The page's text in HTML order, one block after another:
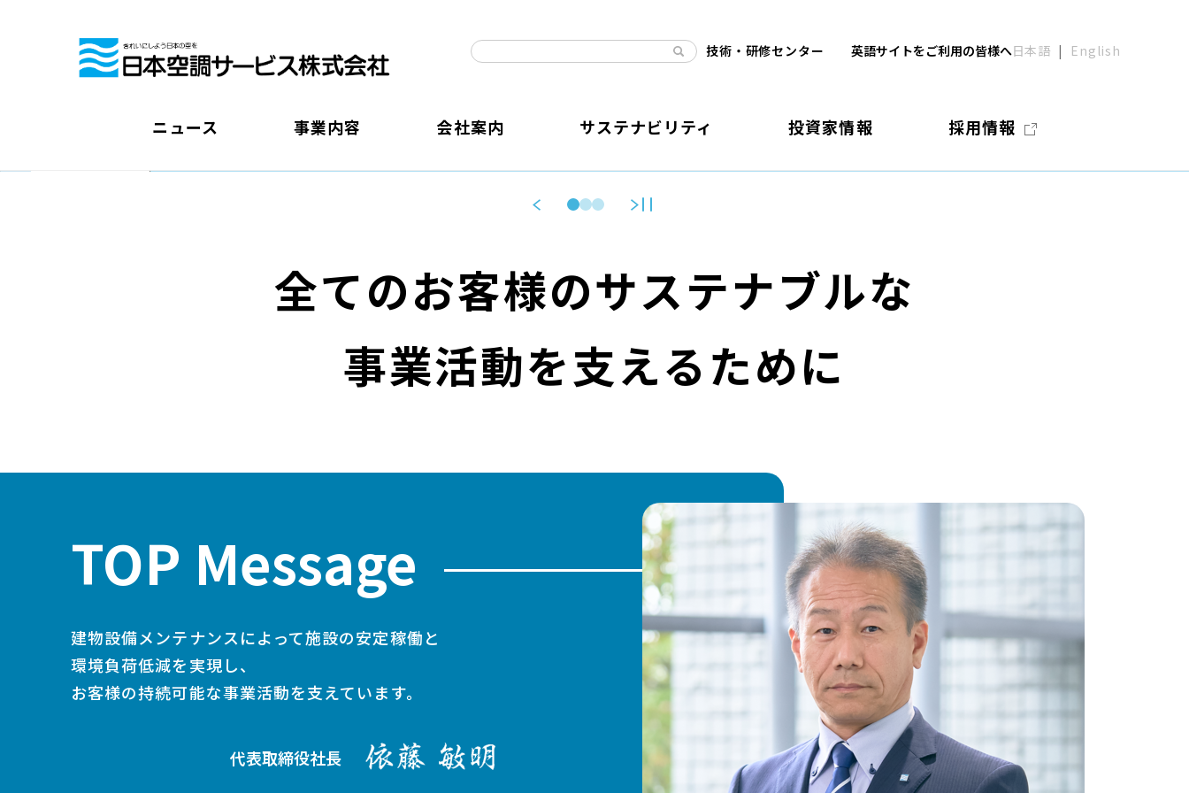
技術・研修センター 英語サイトをご利用の皆様へ日本語 English
ニュース 事業内容 会社案内 サステナビリティ 投資家情報 採用情報
事業内容
全てのお客様のサステナブルな
事業活動を支えるために
TOP Message
建物設備メンテナンスによって施設の安定稼働と
環境負荷低減を実現し、
お客様の持続可能な事業活動を支えています。
代表取締役社長